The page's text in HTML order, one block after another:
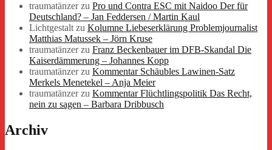
traumatänzerzu Pro und Contra ESC mit Naidoo Der für
Deutschland? – Jan Feddersen / Martin Kaul
Lichtgestaltzu Kolumne Liebeserklärung Problemjournalist
Matthias Matussek – Jörn Kruse
traumatänzerzu Franz Beckenbauer im DFB-Skandal Die
Kaiserdämmerung – Johannes Kopp
traumatänzerzu Kommentar Schäubles Lawinen-Satz
Merkels Menetekel – Anja Meier
traumatänzerzu Kommentar Flüchtlingspolitik Das Recht,
nein zu sagen – Barbara Dribbusch
Archiv